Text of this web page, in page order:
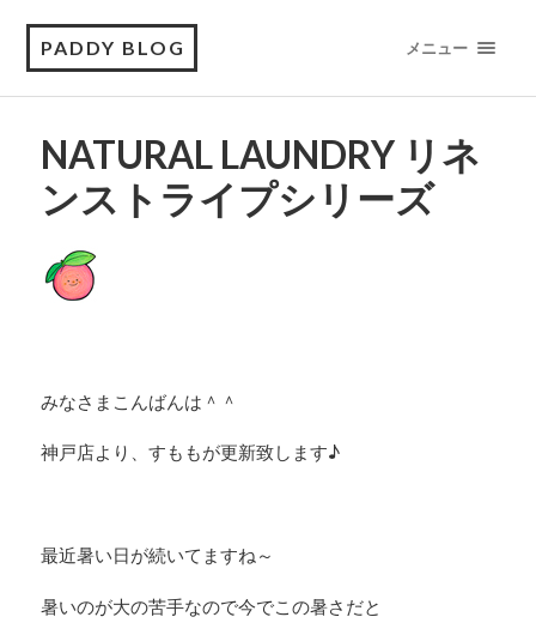
PADDY BLOG メニュー
NATURAL LAUNDRY リネ
ンストライプシリーズ
みなさまこんばんは＾＾
神戸店より、すももが更新致します♪
最近暑い日が続いてますね～
暑いのが大の苦手なので今でこの暑さだと